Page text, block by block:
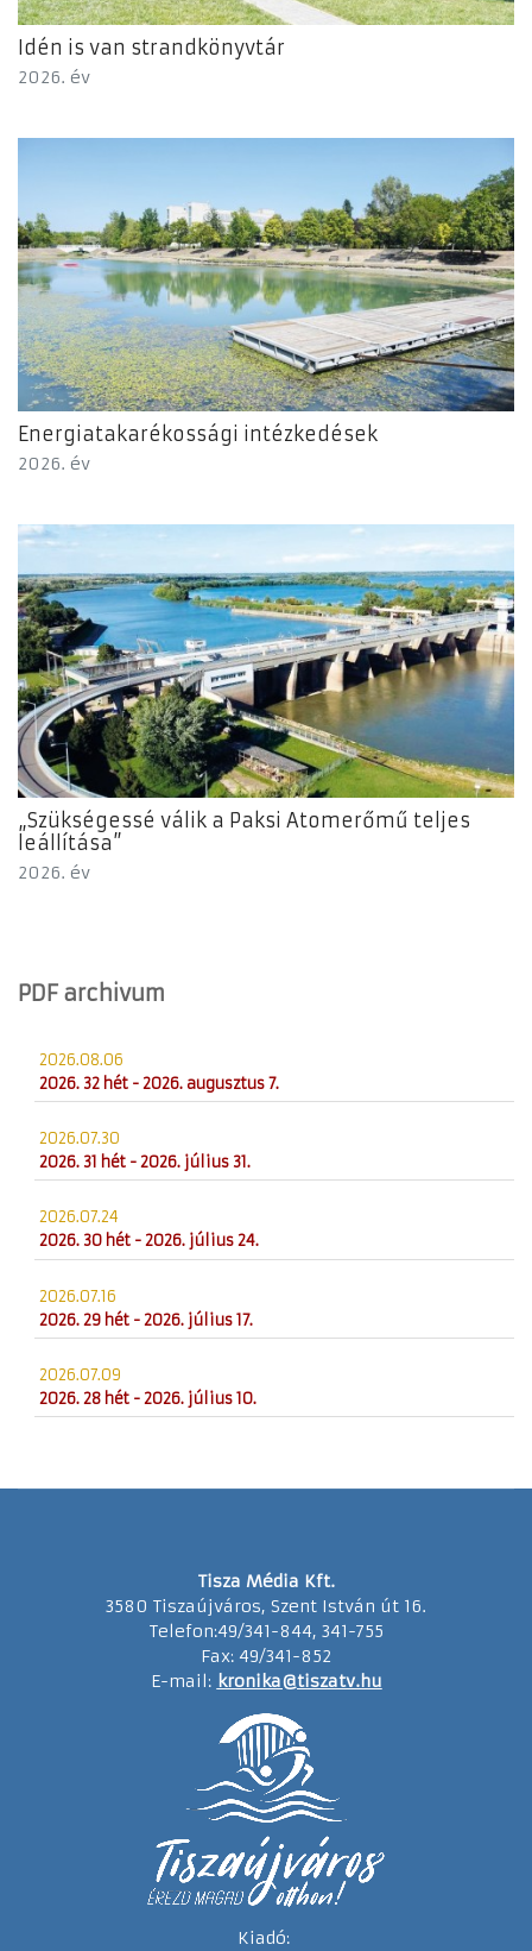
Idén is van strandkönyvtár
2026. év
Energiatakarékossági intézkedések
2026. év
„Szükségessé válik a Paksi Atomerőmű teljes
leállítása”
2026. év
PDF archivum
2026.08.06
2026. 32 hét - 2026. augusztus 7.
2026.07.30
2026. 31 hét - 2026. július 31.
2026.07.24
2026. 30 hét - 2026. július 24.
2026.07.16
2026. 29 hét - 2026. július 17.
2026.07.09
2026. 28 hét - 2026. július 10.
Tisza Média Kft.
3580 Tiszaújváros, Szent István út 16.
Telefon:49/341-844, 341-755
Fax: 49/341-852
E-mail: kronika@tiszatv.hu
Kiadó: